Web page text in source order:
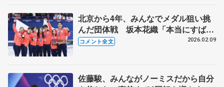
北京から4年、みんなでメダル狙い挑
んだ団体戦 坂本花織「本当にすばら
しい選手ばっか」【ミラノ五輪団体戦
コメント全文 2026.02.09
佐藤駿、みんながノーミスだから自分